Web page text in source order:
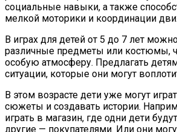
социальные навыки, а также
мелкой моторики и координации
В играх для детей от 5 до 7 лет
различные предметы или костюмы,
особую атмосферу. Предлагать
ситуации, которые они могут
В этом возрасте дети уже могут
сюжеты и создавать истории.
играть в магазин, где одни дети
другие — покупателями. Или они